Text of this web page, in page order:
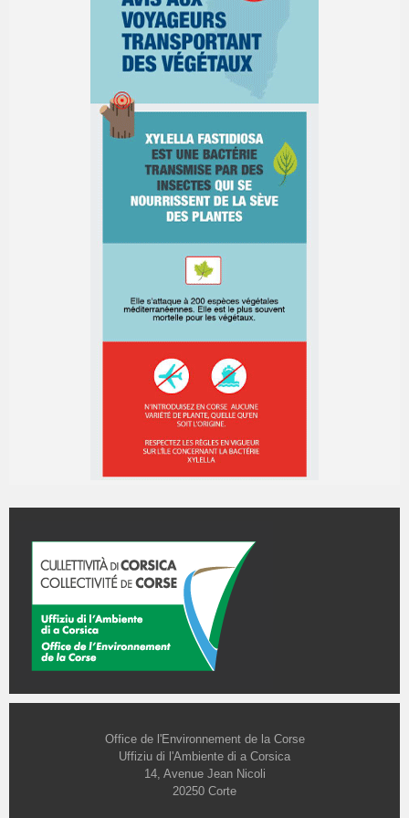
Office de l'Environnement de la Corse
Uffiziu di l'Ambiente di a Corsica
14, Avenue Jean Nicoli
20250 Corte